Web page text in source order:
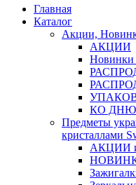
Главная
Каталог
Акции,
АКЦИИ
Новинки
КО ДНЮ
Предметы
кристаллами
АКЦИИ